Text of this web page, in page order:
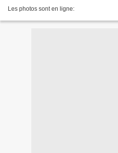
Les photos sont en ligne: